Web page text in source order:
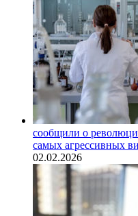
сообщили о
самых агрессивных
02.02.2026